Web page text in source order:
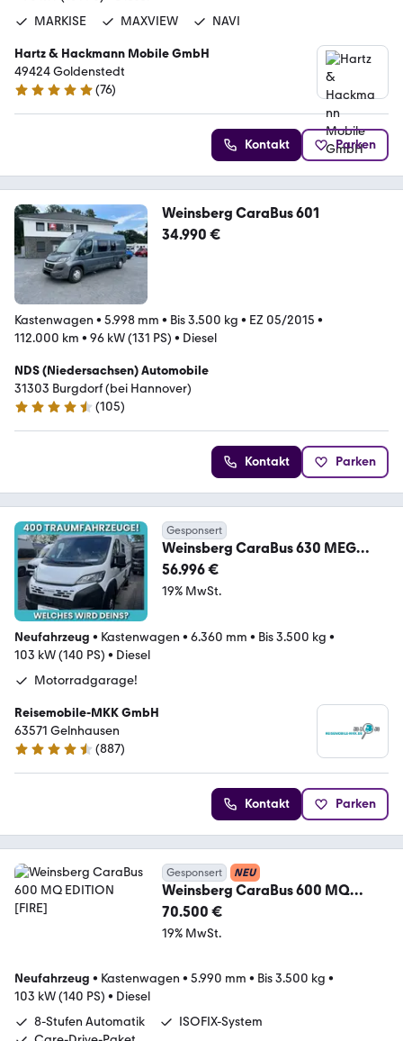
MARKISE
MAXVIEW NAVI
Hartz & Hackmann Mobile GmbH
49424 Goldenstedt
4.8 Sterne
(76)
Kontakt Parken
Weinsberg CaraBus 601
34.990 €
Kastenwagen • 5.998 mm • Bis 3.500 kg • EZ 05/2015 •
112.000 km • 96 kW (131 PS) • Diesel
NDS (Niedersachsen) Automobile
31303 Burgdorf (bei Hannover)
4.7 Sterne
(105)
Kontakt Parken
Gesponsert
Weinsberg CaraBus 630 MEG
Outlaw+Motorradgarage!TOP
PREIS!
56.996 €
19% MwSt.
Neufahrzeug • Kastenwagen • 6.360 mm • Bis 3.500 kg •
103 kW (140 PS) • Diesel
Motorradgarage!
Reisemobile-MKK GmbH
63571 Gelnhausen
4.7 Sterne
(887)
Kontakt Parken
Gesponsert NEU
Weinsberg CaraBus 600 MQ
EDITION [FIRE]
70.500 €
19% MwSt.
Neufahrzeug • Kastenwagen • 5.990 mm • Bis 3.500 kg •
103 kW (140 PS) • Diesel
8-Stufen Automatik
ISOFIX-System